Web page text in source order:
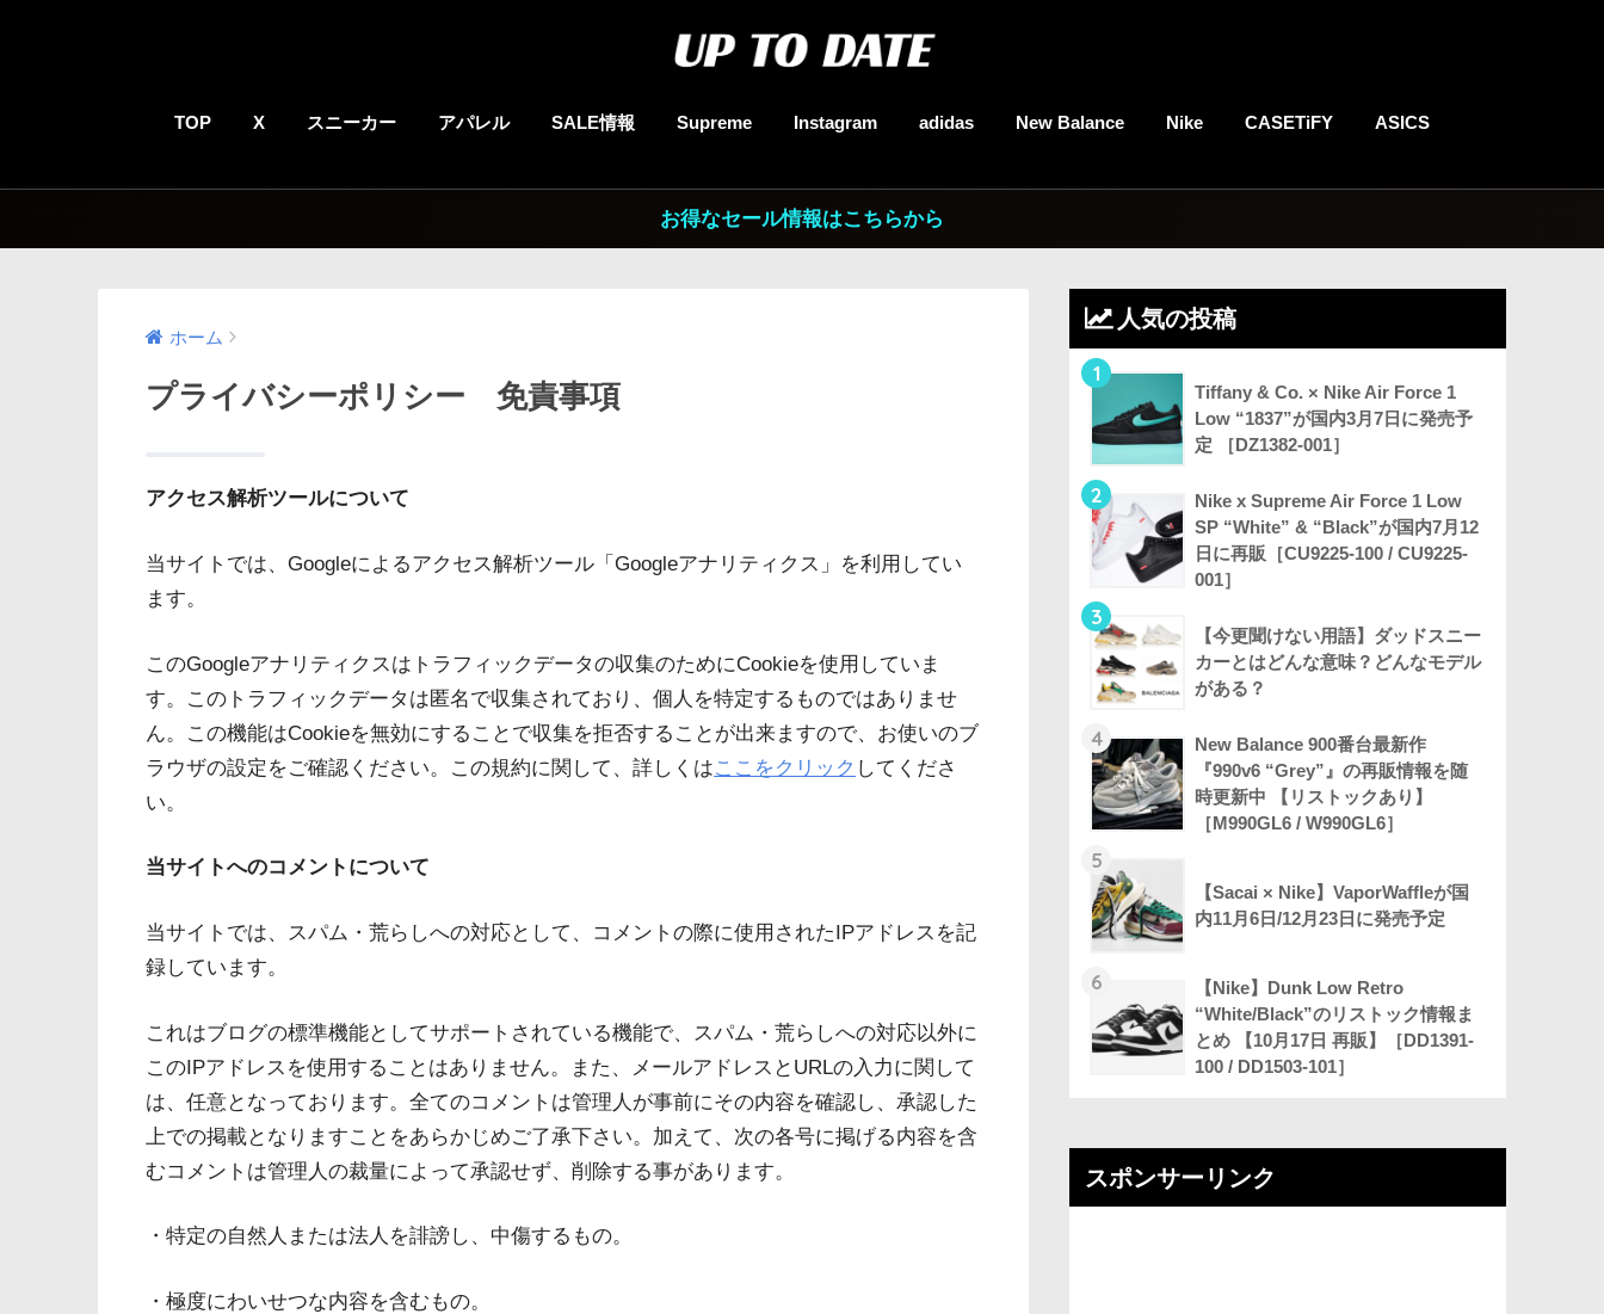
TOP X スニーカー アパレル SALE情報 Supreme Instagram adidas New Balance Nike CASETiFY ASICS
お得なセール情報はこちらから
ホーム
プライバシーポリシー 免責事項
アクセス解析ツールについて
当サイトでは、Googleによるアクセス解析ツール「Googleアナリティクス」を利用してい
ます。
このGoogleアナリティクスはトラフィックデータの収集のためにCookieを使用していま
す。このトラフィックデータは匿名で収集されており、個人を特定するものではありませ
ん。この機能はCookieを無効にすることで収集を拒否することが出来ますので、お使いのブ
ラウザの設定をご確認ください。この規約に関して、詳しくはここをクリック してくださ
い。
当サイトへのコメントについて
当サイトでは、スパム・荒らしへの対応として、コメントの際に使用されたIPアドレスを記
録しています。
これはブログの標準機能としてサポートされている機能で、スパム・荒らしへの対応以外に
このIPアドレスを使用することはありません。また、メールアドレスとURLの入力に関して
は、任意となっております。全てのコメントは管理人が事前にその内容を確認し、承認した
上での掲載となりますことをあらかじめご了承下さい。加えて、次の各号に掲げる内容を含
むコメントは管理人の裁量によって承認せず、削除する事があります。
・特定の自然人または法人を誹謗し、中傷するもの。
・極度にわいせつな内容を含むもの。
人気の投稿
1
Tiffany & Co. × Nike Air Force 1
Low “1837”が国内3月7日に発売予
定 ［DZ1382-001］
2
Nike x Supreme Air Force 1 Low
SP “White” & “Black”が国内7月12
日に再販［CU9225-100 / CU9225-
001］
3
【今更聞けない用語】ダッドスニー
カーとはどんな意味？どんなモデル
がある？
4
New Balance 900番台最新作
『990v6 “Grey”』の再販情報を随
時更新中 【リストックあり】
［M990GL6 / W990GL6］
5
【Sacai × Nike】VaporWaffleが国
内11月6日/12月23日に発売予定
6
【Nike】Dunk Low Retro
“White/Black”のリストック情報ま
とめ 【10月17日 再販】［DD1391-
100 / DD1503-101］
スポンサーリンク